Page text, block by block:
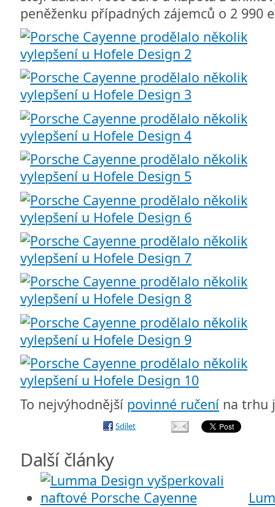
peněženku případných zájemců o 2 990
To nejvýhodnější povinné ručení na trhu
Sdílet
Další články